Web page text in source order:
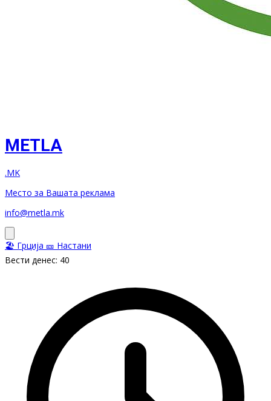
METLA
.MK
Место за Вашата реклама
info@metla.mk
🏖️ Грција 🎫 Настани
Вести денес: 40